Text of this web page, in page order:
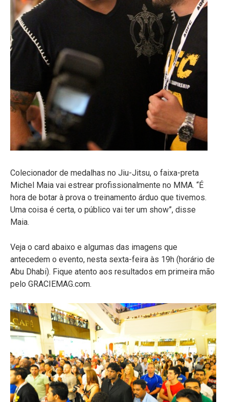
Colecionador de medalhas no Jiu-Jitsu, o faixa-preta
Michel Maia vai estrear profissionalmente no MMA. “É
hora de botar à prova o treinamento árduo que tivemos.
Uma coisa é certa, o público vai ter um show”, disse
Maia.
Veja o card abaixo e algumas das imagens que
antecedem o evento, nesta sexta-feira às 19h (horário de
Abu Dhabi). Fique atento aos resultados em primeira mão
pelo GRACIEMAG.com.